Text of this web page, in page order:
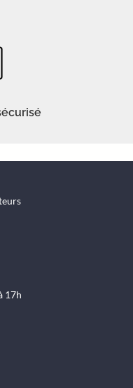
17h